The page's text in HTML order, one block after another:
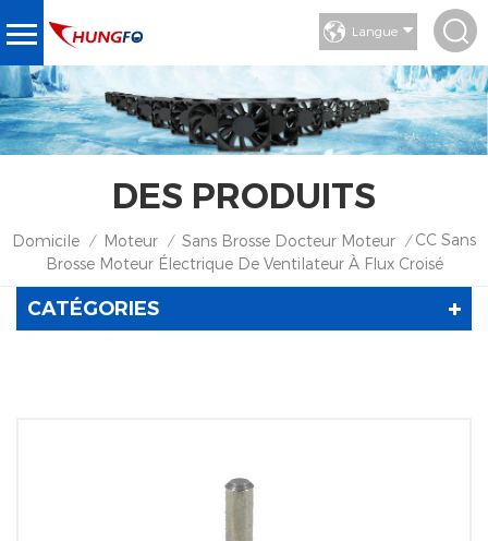
Langue
DES PRODUITS
Domicile / Moteur / Sans Brosse Docteur Moteur / CC Sans
Brosse Moteur Électrique De Ventilateur À Flux Croisé
CATÉGORIES